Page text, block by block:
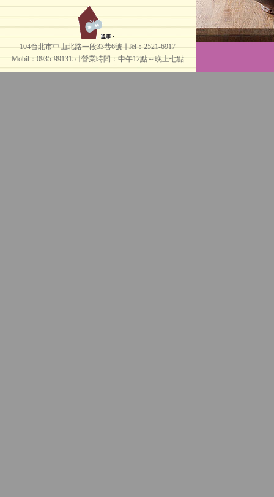
104台北市中山北路一段33巷6號 ∣ Tel：2521-6917
Mobil：0935-991315 ∣
營業時間：中午12點～晚上七點